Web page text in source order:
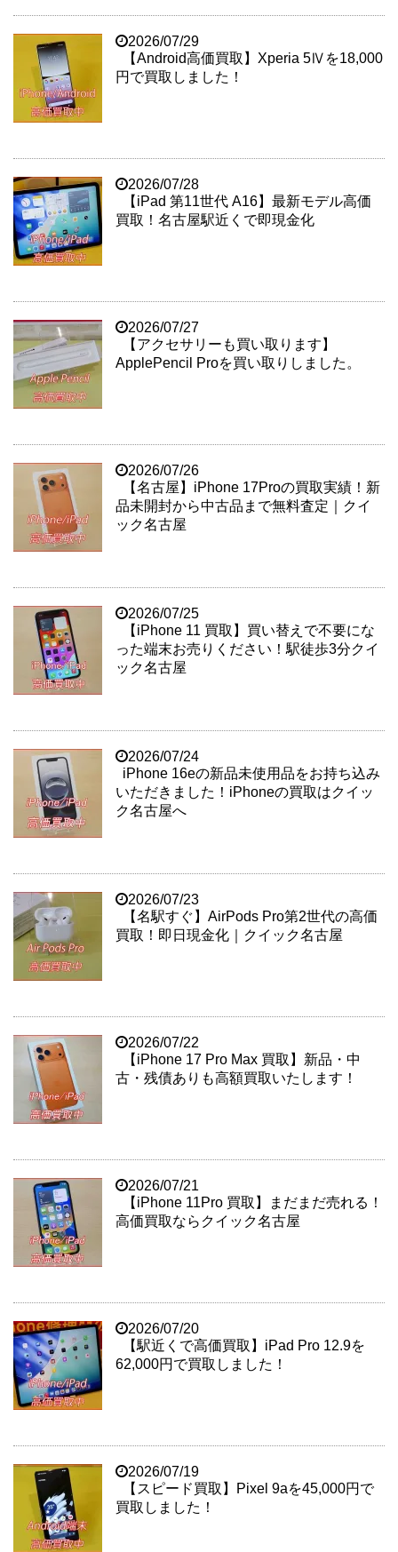
2026/07/29
【Android高価買取】Xperia 5Ⅳを18,000
円で買取しました！
2026/07/28
【iPad 第11世代 A16】最新モデル高価
買取！名古屋駅近くで即現金化
2026/07/27
【アクセサリーも買い取ります】
ApplePencil Proを買い取りしました。
2026/07/26
【名古屋】iPhone 17Proの買取実績！新
品未開封から中古品まで無料査定｜クイ
ック名古屋
2026/07/25
【iPhone 11 買取】買い替えで不要にな
った端末お売りください！駅徒歩3分クイ
ック名古屋
2026/07/24
iPhone 16eの新品未使用品をお持ち込み
いただきました！iPhoneの買取はクイッ
ク名古屋へ
2026/07/23
【名駅すぐ】AirPods Pro第2世代の高価
買取！即日現金化｜クイック名古屋
2026/07/22
【iPhone 17 Pro Max 買取】新品・中
古・残債ありも高額買取いたします！
2026/07/21
【iPhone 11Pro 買取】まだまだ売れる！
高価買取ならクイック名古屋
2026/07/20
【駅近くで高価買取】iPad Pro 12.9を
62,000円で買取しました！
2026/07/19
【スピード買取】Pixel 9aを45,000円で
買取しました！